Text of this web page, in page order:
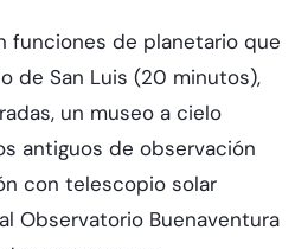
funciones de planetario que
de San Luis (20 minutos),
un museo a cielo
antiguos de observación
con telescopio solar
Observatorio Buenaventura